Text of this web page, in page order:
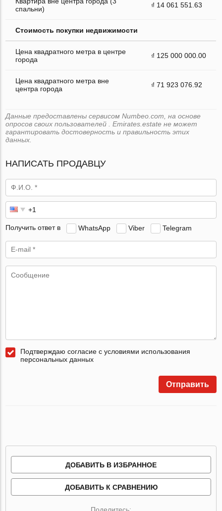
спальни)
₫ 14 061 551.63
Стоимость покупки недвижимости
Цена квадратного метра в центре
города
₫ 125 000 000.00
Цена квадратного метра вне
центра города
₫ 71 923 076.92
Данные предоставлены сервисом Numbeo.com, на основе
опросов своих пользователей . Emirates.estate не может
гарантировать достоверность и правильность этих
данных.
НАПИСАТЬ ПРОДАВЦУ
Получить ответ в WhatsApp Viber Telegram
Подтверждаю согласие с условиями использования
персональных данных
Отправить
ДОБАВИТЬ В ИЗБРАННОЕ
ДОБАВИТЬ К СРАВНЕНИЮ
Поделитесь: